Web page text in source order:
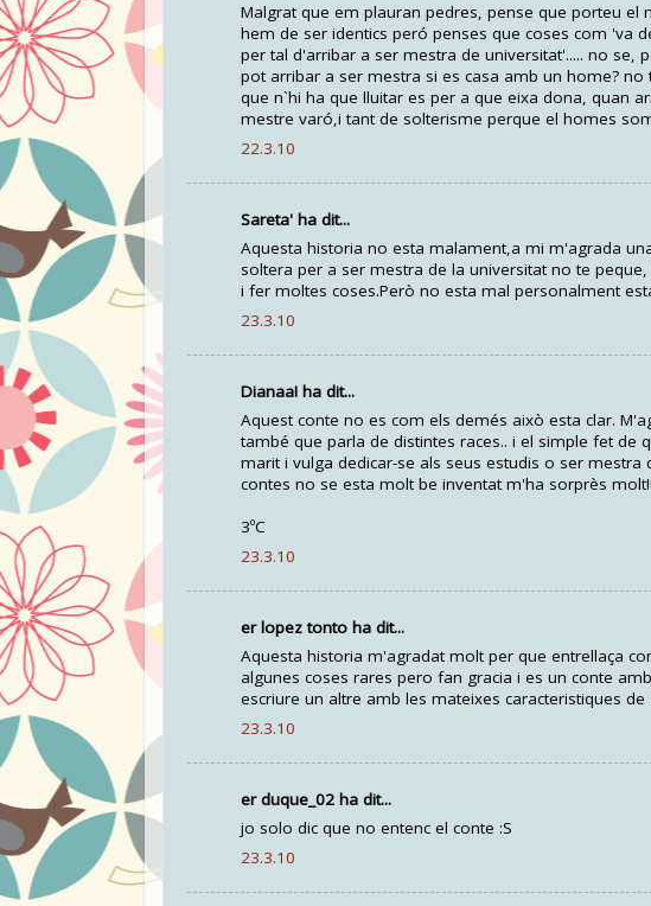
Malgrat que em plauran pedres, pense que porteu
hem de ser identics peró penses que coses com 'va
per tal d'arribar a ser mestra de universitat'..... no se,
pot arribar a ser mestra si es casa amb un home?
que n`hi ha que lluitar es per a que eixa dona, quan
mestre varó,i tant de solterisme perque el homes
22.3.10
Sareta' ha dit...
Aquesta historia no esta malament,a mi m'agrada
soltera per a ser mestra de la universitat no te
i fer moltes coses.Però no esta mal personalment
23.3.10
Dianaa! ha dit...
Aquest conte no es com els demés això esta clar.
també que parla de distintes races.. i el simple fet de
marit i vulga dedicar-se als seus estudis o ser
contes no se esta molt be inventat m'ha sorprès molt!!
3ºC
23.3.10
er lopez tonto ha dit...
Aquesta historia m'agradat molt per que entrellaça
algunes coses rares pero fan gracia i es un conte
escriure un altre amb les mateixes caracteristiques de
23.3.10
er duque_02 ha dit...
jo solo dic que no entenc el conte :S
23.3.10